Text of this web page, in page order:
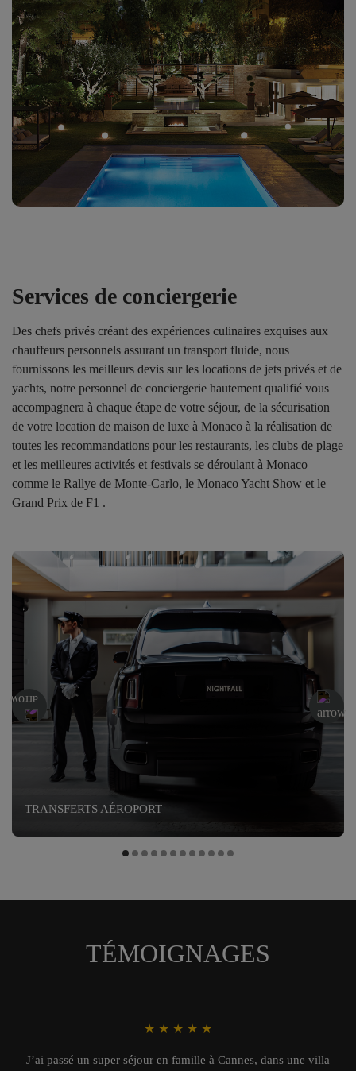
Services de conciergerie
Des chefs privés créant des expériences culinaires exquises aux
chauffeurs personnels assurant un transport fluide, nous
fournissons les meilleurs devis sur les locations de jets privés et de
yachts, notre personnel de conciergerie hautement qualifié vous
accompagnera à chaque étape de votre séjour, de la sécurisation
de votre location de maison de luxe à Monaco à la réalisation de
toutes les recommandations pour les restaurants, les clubs de plage
et les meilleures activités et festivals se déroulant à Monaco
comme le Rallye de Monte-Carlo, le Monaco Yacht Show et le
Grand Prix de F1 .
TRANSFERTS AÉROPORT
TÉMOIGNAGES
★ ★ ★ ★ ★
J’ai passé un super séjour en famille à Cannes, dans une villa